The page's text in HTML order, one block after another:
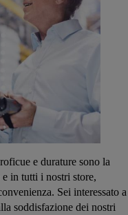
e durature sono la
in tutti i nostri store,
Sei interessato a
soddisfazione dei nostri